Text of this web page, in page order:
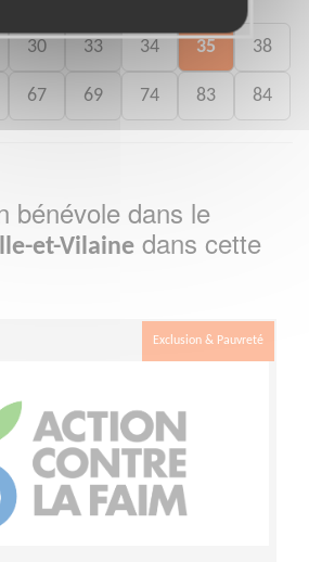
30 33 34 35 38
67 69 74 83 84
bénévole dans le
et-Vilaine dans cette
Exclusion & Pauvreté